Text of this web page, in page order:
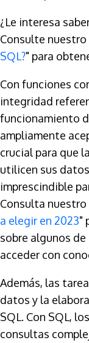
¿Le interesa
Consulte
SQL?" para
Con funciones
integridad
funcionamiento
ampliamente
crucial para que
utilicen sus
imprescindible
Consulta
a elegir en 2023"
sobre algunos
acceder con
Además, las
datos y la
SQL. Con SQL,
consultas